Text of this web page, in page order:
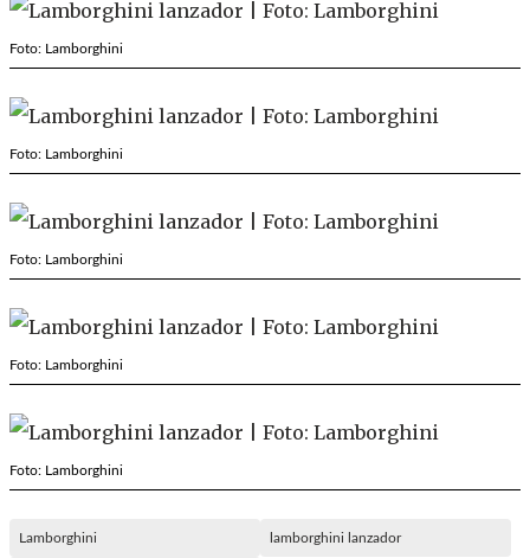
Foto: Lamborghini
Foto: Lamborghini
Foto: Lamborghini
Foto: Lamborghini
Foto: Lamborghini
Lamborghini lamborghini lanzador